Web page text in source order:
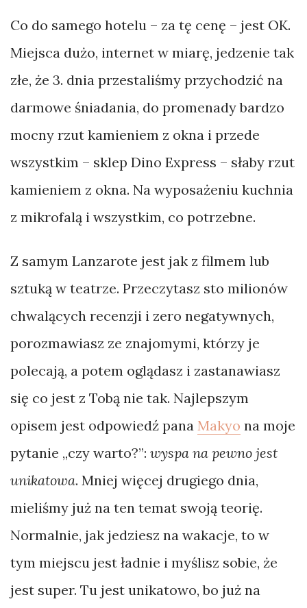
Co do samego hotelu – za tę cenę – jest OK.
Miejsca dużo, internet w miarę, jedzenie tak
złe, że 3. dnia przestaliśmy przychodzić na
darmowe śniadania, do promenady bardzo
mocny rzut kamieniem z okna i przede
wszystkim – sklep Dino Express – słaby rzut
kamieniem z okna. Na wyposażeniu kuchnia
z mikrofalą i wszystkim, co potrzebne.
Z samym Lanzarote jest jak z filmem lub
sztuką w teatrze. Przeczytasz sto milionów
chwalących recenzji i zero negatywnych,
porozmawiasz ze znajomymi, którzy je
polecają, a potem oglądasz i zastanawiasz
się co jest z Tobą nie tak. Najlepszym
opisem jest odpowiedź pana Makyo na moje
pytanie „czy warto?”: wyspa na pewno jest
unikatowa. Mniej więcej drugiego dnia,
mieliśmy już na ten temat swoją teorię.
Normalnie, jak jedziesz na wakacje, to w
tym miejscu jest ładnie i myślisz sobie, że
jest super. Tu jest unikatowo, bo już na
czy
Felieton
Foto
Notki
Poradnik
Rywalizacja
Wynalazki
bikepacking
Bornholm